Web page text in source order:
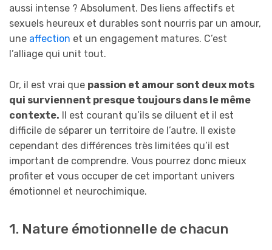
aussi intense ? Absolument. Des liens affectifs et
sexuels heureux et durables sont nourris par un amour,
une affection et un engagement matures. C’est
l’alliage qui unit tout.
Or, il est vrai que passion et amour sont deux mots
qui surviennent presque toujours dans le même
contexte. Il est courant qu’ils se diluent et il est
difficile de séparer un territoire de l’autre. Il existe
cependant des différences très limitées qu’il est
important de comprendre. Vous pourrez donc mieux
profiter et vous occuper de cet important univers
émotionnel et neurochimique.
1. Nature émotionnelle de chacun